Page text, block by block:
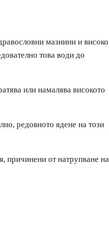
мазнини и високо
това води до
или намалява високото
редовното ядене на този
причинени от натрупване на